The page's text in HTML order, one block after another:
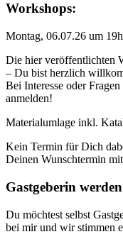
Workshops:
Montag, 06.07.26 um 19h
Die hier veröffentlichten
– Du bist herzlich
Bei Interesse oder
anmelden!
Materialumlage inkl.
Kein Termin für Dich
Deinen Wunschtermin
Gastgeberin werden
Du möchtest selbst
bei mir und wir stimmen